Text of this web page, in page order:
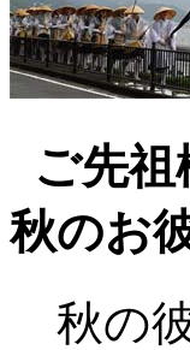
ご先
秋のお
秋の